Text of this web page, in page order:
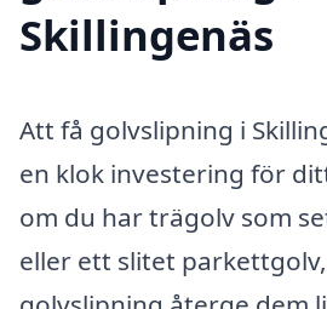
Skillingenäs
Att få golvslipning i
en klok investering för
om du har trägolv som
eller ett slitet